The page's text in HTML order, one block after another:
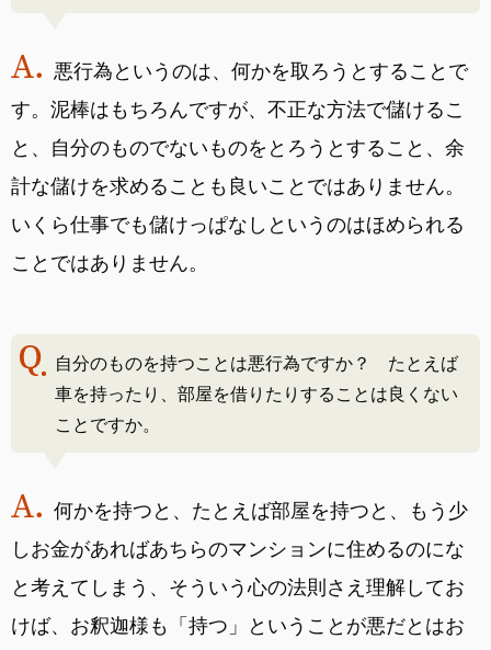
悪行為というのは、何かを取ろうとすることで
す。泥棒はもちろんですが、不正な方法で儲けるこ
と、自分のものでないものをとろうとすること、余
計な儲けを求めることも良いことではありません。
いくら仕事でも儲けっぱなしというのはほめられる
ことではありません。
自分のものを持つことは悪行為ですか？ たとえば
車を持ったり、部屋を借りたりすることは良くない
ことですか。
何かを持つと、たとえば部屋を持つと、もう少
しお金があればあちらのマンションに住めるのにな
と考えてしまう、そういう心の法則さえ理解してお
けば、お釈迦様も「持つ」ということが悪だとはお